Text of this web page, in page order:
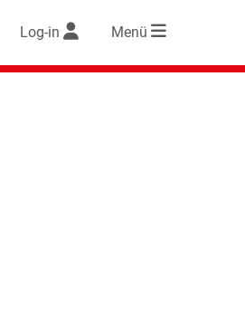
Log-in Menü